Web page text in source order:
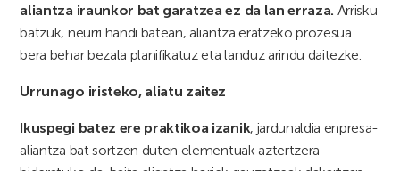
aliantza iraunkor bat garatzea ez da lan erraza. Arrisku
batzuk, neurri handi batean, aliantza eratzeko prozesua
bera behar bezala planifikatuz eta landuz arindu daitezke.
Urrunago iristeko, aliatu zaitez
Ikuspegi batez ere praktikoa izanik, jardunaldia enpresa-
aliantza bat sortzen duten elementuak aztertzera